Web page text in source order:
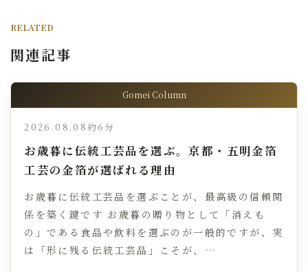
RELATED
関連記事
Gomei Column
2026.08.08 約6分
お歳暮に伝統工芸品を選ぶ。京都・五明金箔
工芸の金箔が選ばれる理由
お歳暮に伝統工芸品を選ぶことが、最高級の信頼関
係を築く鍵です お歳暮の贈り物として「消えも
の」である食品や飲料を選ぶのが一般的ですが、実
は「形に残る伝統工芸品」こそが、…